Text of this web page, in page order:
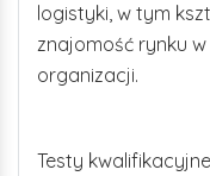
logistyki, w tym
znajomość rynku
organizacji.
Testy